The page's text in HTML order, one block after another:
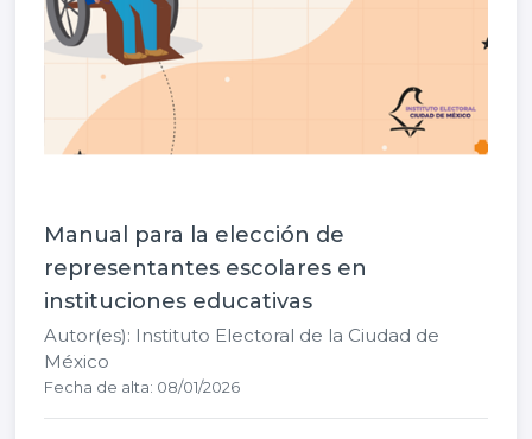
Manual para la elección de
representantes escolares en
instituciones educativas
Autor(es): Instituto Electoral de la Ciudad de
México
Fecha de alta: 08/01/2026